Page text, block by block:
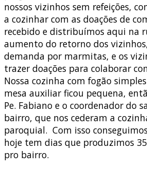
nossos vizinhos sem refeições,
a cozinhar com as doações de
recebido e distribuímos aqui na
aumento do retorno dos
demanda por marmitas, e os
trazer doações para colaborar
Nossa cozinha com fogão
mesa auxiliar ficou pequena,
Pe. Fabiano e o coordenador do
bairro, que nos cederam a
paroquial. Com isso
hoje tem dias que produzimos
pro bairro.